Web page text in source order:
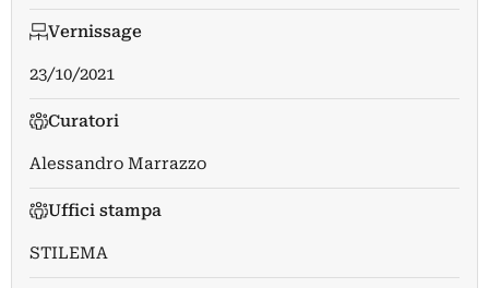
Vernissage
23/10/2021
Curatori
Alessandro Marrazzo
Uffici stampa
STILEMA